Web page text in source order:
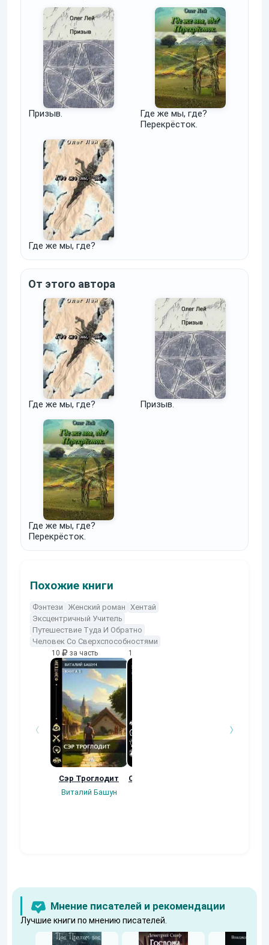
Призыв.
Где же мы, где?
Перекрёсток.
Где же мы, где?
От этого автора
Где же мы, где? Призыв.
Где же мы, где?
Перекрёсток.
Похожие книги
Фэнтези Женский роман Хентай
Эксцентричный Учитель
Путешествие Туда И Обратно
Человек Со Сверхспособностями
10 за часть
Сэр Троглодит
Виталий Башун
10
Осколки прошлого
Мнение писателей и рекомендации
Лучшие книги по мнению писателей.